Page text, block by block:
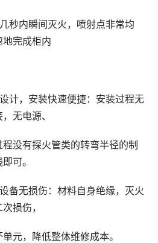
内瞬间灭火，喷射点非常均
完成柜内
，安装快速便捷：安装过程无
无电源、
有探火管类的转弯半径的制
可。
无损伤：材料自身绝缘，灭火
损伤，
，降低整体维修成本。